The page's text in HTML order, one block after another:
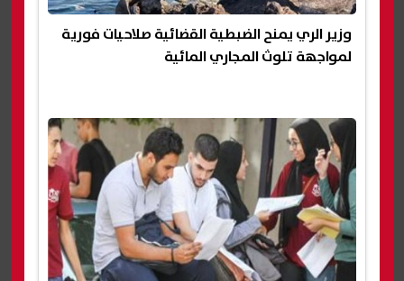
وزير الري يمنح الضبطية القضائية صلاحيات فورية
لمواجهة تلوث المجاري المائية